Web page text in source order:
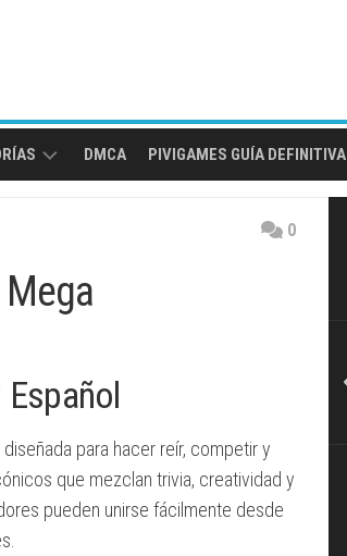
DMCA PIVIGAMES GUÍA DEFINITIVA
0
para hacer reír, competir y
que mezclan trivia, creatividad y
pueden unirse fácilmente desde